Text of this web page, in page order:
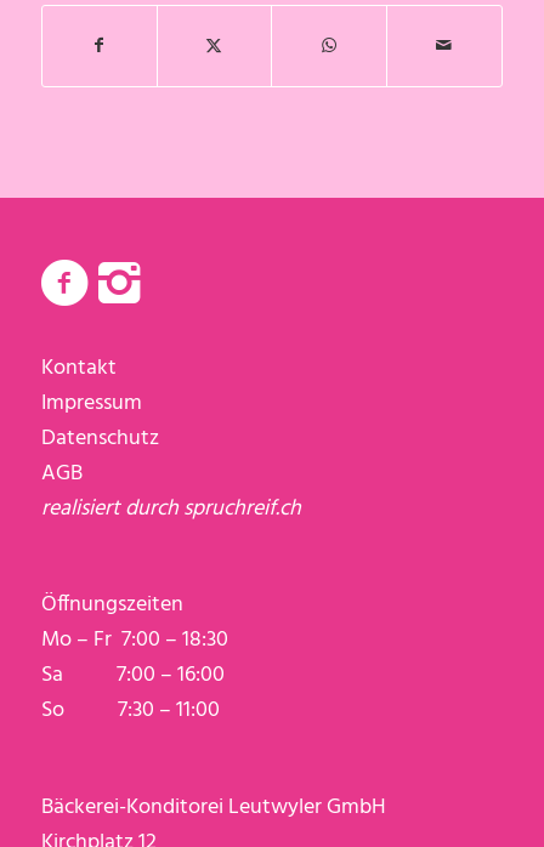
Kontakt
Impressum
Datenschutz
AGB
realisiert durchspruchreif.ch
Öffnungszeiten
Mo – Fr 7:00 – 18:30
Sa 7:00 – 16:00
So 7:30 – 11:00
Bäckerei-Konditorei Leutwyler GmbH